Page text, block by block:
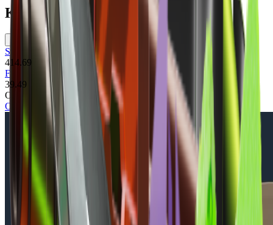
Кейсы
Shattered Web Case
414.69
Fracture Case
39.49
Осмотр скина
Осмотреть в игре